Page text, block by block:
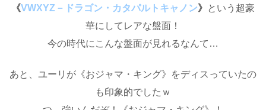
《VWXYZ －ドラゴン・カタパルトキャノン》
という超豪
華にしてレアな盤面！
今の時代にこんな盤面が見れるなんて…
あと、ユーリが《おジャマ・キング》をディスっていたの
も印象的でしたｗ